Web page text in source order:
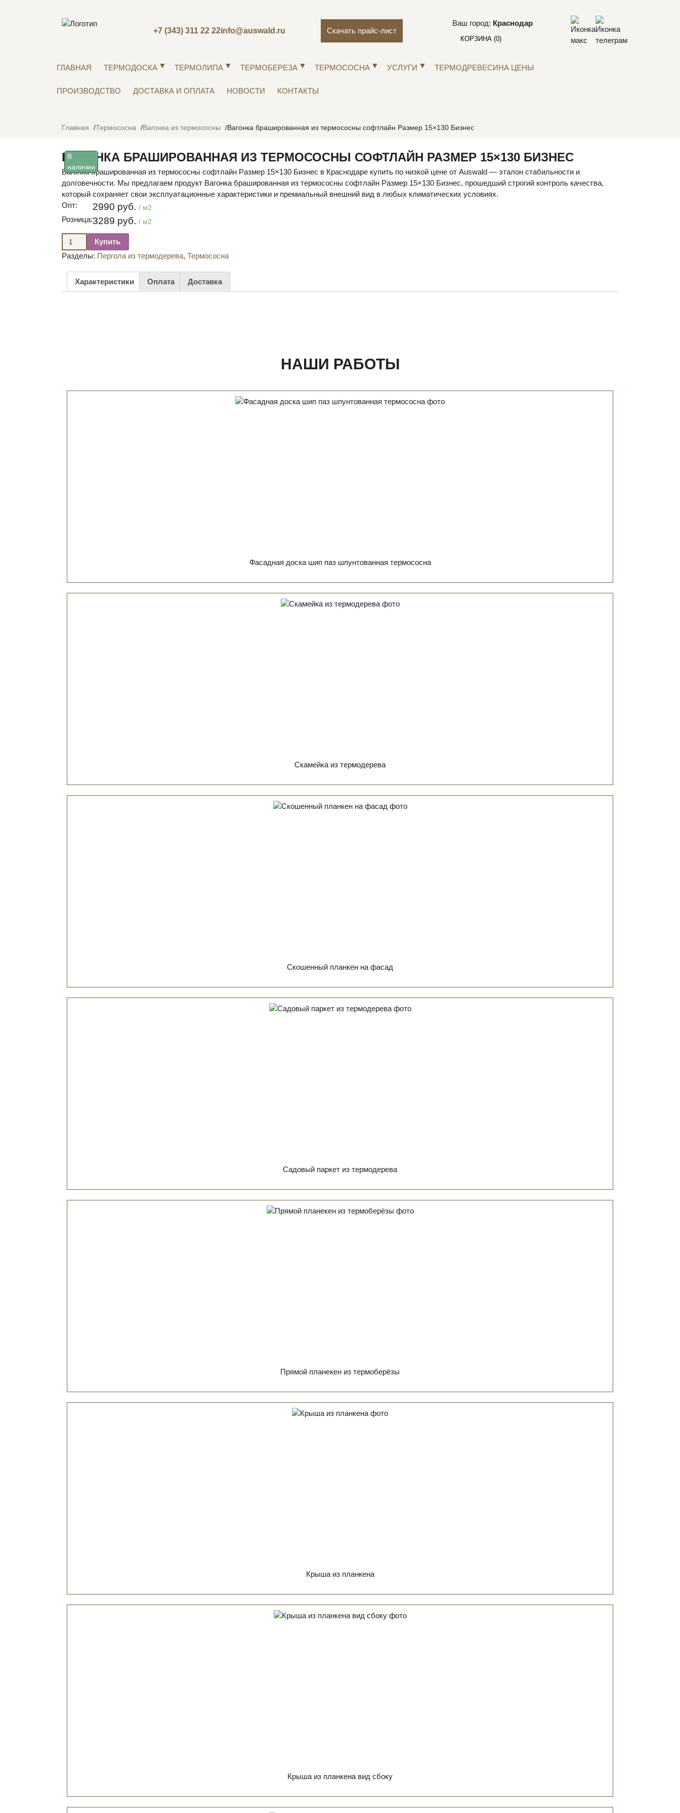
+7 (343) 311 22 22info@auswald.ru Скачать прайс-лист
Ваш город: Краснодар
КОРЗИНА (0)
ГЛАВНАЯ ТЕРМОДОСКА ТЕРМОЛИПА ТЕРМОБЕРЕЗА ТЕРМОСОСНА УСЛУГИ ТЕРМОДРЕВЕСИНА ЦЕНЫ
ПРОИЗВОДСТВО ДОСТАВКА И ОПЛАТА НОВОСТИ КОНТАКТЫ
Главная Термососна Вагонка из термососны Вагонка брашированная из термососны софтлайн Размер 15×130 Бизнес
ВАГОНКА БРАШИРОВАННАЯ ИЗ ТЕРМОСОСНЫ СОФТЛАЙН РАЗМЕР 15×130 БИЗНЕС
Вагонка брашированная из термососны софтлайн Размер 15×130 Бизнес в Краснодаре купить по низкой цене от Auswald — эталон стабильности и
долговечности. Мы предлагаем продукт Вагонка брашированная из термососны софтлайн Размер 15×130 Бизнес, прошедший строгий контроль качества,
который сохраняет свои эксплуатационные характеристики и премиальный внешний вид в любых климатических условиях.
Опт:
2990 руб. / м2
Розница:3289 руб. / м2
Купить
Разделы: Пергола из термодерева, Термососна
В
наличии
Характеристики Оплата Доставка
НАШИ РАБОТЫ
Фасадная доска шип паз шпунтованная термососна
Скамейка из термодерева
Скошенный планкен на фасад
Садовый паркет из термодерева
Прямой планекен из термоберёзы
Крыша из планкена
Крыша из планкена вид сбоку